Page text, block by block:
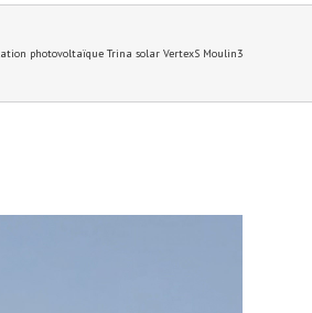
photovoltaïque Trina solar VertexS Moulin3